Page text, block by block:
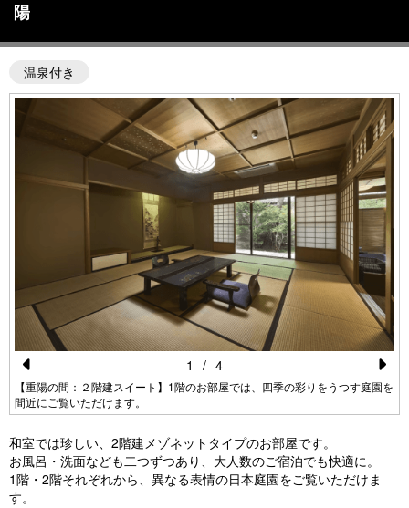
陽
温泉付き
Pr
e
vi
o
【重陽の間：２階建スイート】1階のお部屋では、四季の彩りをうつす庭園を
間近にご覧いただけます。
N
e
1 / 4
和室では珍しい、2階建メゾネットタイプのお部屋です。
お風呂・洗面なども二つずつあり、大人数のご宿泊でも快適に。
1階・2階それぞれから、異なる表情の日本庭園をご覧いただけま
す。